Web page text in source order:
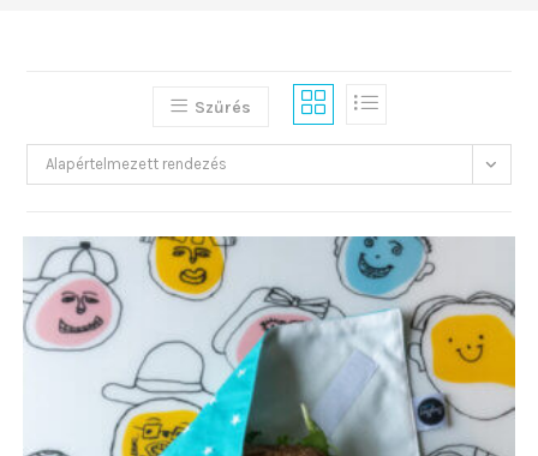
Szűrés
Alapértelmezett rendezés